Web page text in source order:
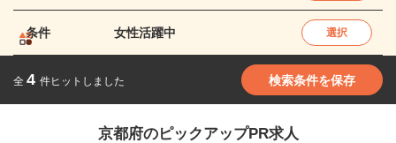
条件 女性活躍中 選択
全 4 件ヒットしました 検索条件を保存
京都府のピックアップPR求人